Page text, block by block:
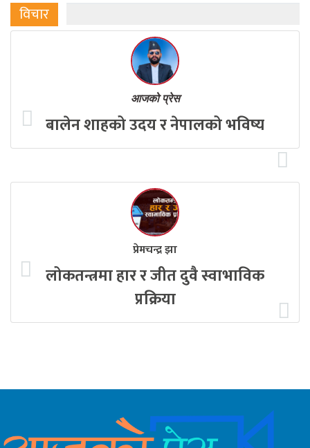
विचार
आजको प्रेस
बालेन शाहको उदय र नेपालको भविष्य
प्रेमचन्द्र झा
लोकतन्त्रमा हार र जीत दुवै स्वाभाविक
प्रक्रिया